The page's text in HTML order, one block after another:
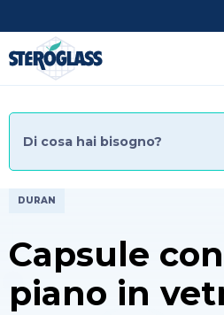
DURAN
Capsule
piano in